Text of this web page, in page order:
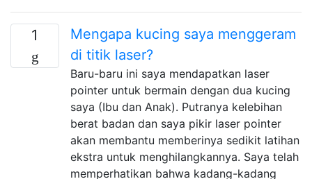
1
Mengapa kucing saya menggeram
di titik laser?
Baru-baru ini saya mendapatkan laser
pointer untuk bermain dengan dua kucing
saya (Ibu dan Anak). Putranya kelebihan
berat badan dan saya pikir laser pointer
akan membantu memberinya sedikit latihan
ekstra untuk menghilangkannya. Saya telah
memperhatikan bahwa kadang-kadang